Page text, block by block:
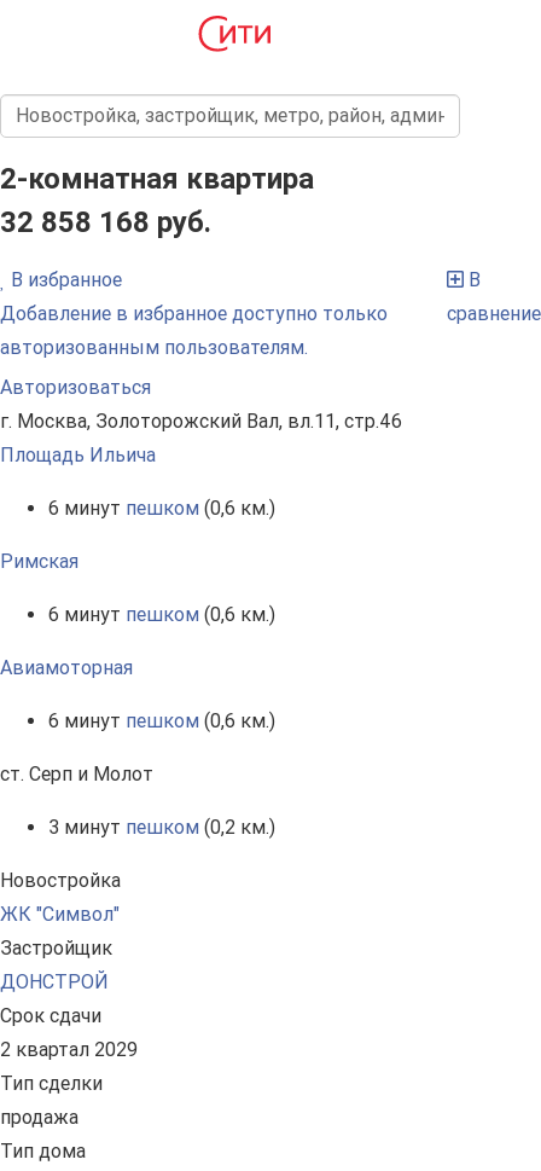
2-комнатная квартира
32 858 168 руб.
В избранное
Добавление в избранное доступно только
авторизованным пользователям.
Авторизоваться
В
сравнение
г. Москва, Золоторожский Вал, вл.11, стр.46
Площадь Ильича
6 минут пешком (0,6 км.)
Римская
6 минут пешком (0,6 км.)
Авиамоторная
6 минут пешком (0,6 км.)
ст. Серп и Молот
3 минут пешком (0,2 км.)
Новостройка
ЖК "Символ"
Застройщик
ДОНСТРОЙ
Срок сдачи
2 квартал 2029
Тип сделки
продажа
Тип дома